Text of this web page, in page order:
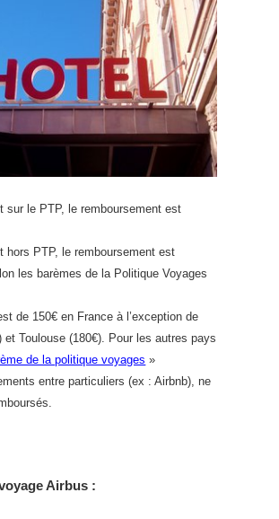
sur le PTP, le remboursement est
hors PTP, le remboursement est
les barèmes de la Politique Voyages
de 150€ en France à l’exception de
et Toulouse (180€). Pour les autres pays
de la politique voyages »
entre particuliers (ex : Airbnb), ne
Airbus :